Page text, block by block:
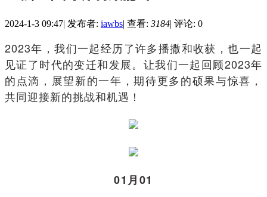
2024-1-3 09:47| 发布者: iawbs| 查看: 3184| 评论: 0
2023年，我们一起经历了许多播撒和收获，也一起
见证了时代的变迁和发展。让我们一起回顾2023年
的点滴，展望新的一年，期待更多的硕果与惊喜，
共同迎接新的挑战和机遇！
01月01